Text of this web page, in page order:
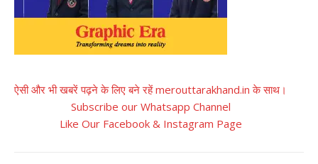
ऐसी और भी खबरें पढ़ने के लिए बने रहें merouttarakhand.in के साथ।
Subscribe our Whatsapp Channel
Like Our Facebook & Instagram Page